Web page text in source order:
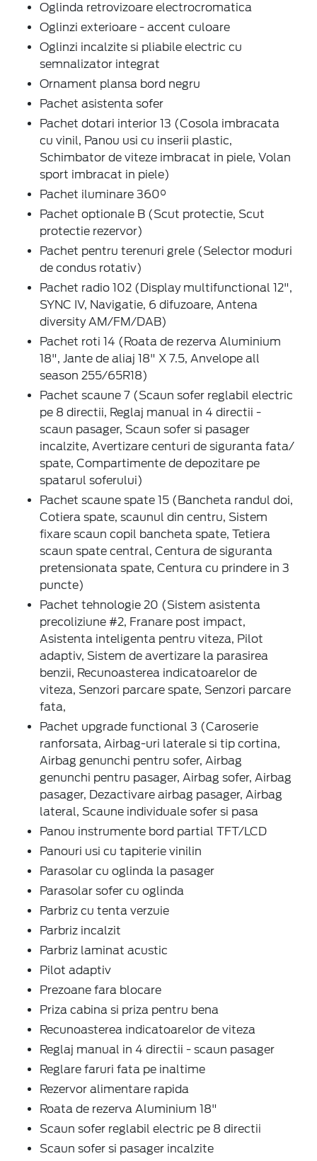
Oglinda retrovizoare electrocromatica
Oglinzi exterioare - accent culoare
Oglinzi incalzite si pliabile electric cu
semnalizator integrat
Ornament plansa bord negru
Pachet asistenta sofer
Pachet dotari interior 13 (Cosola imbracata
cu vinil, Panou usi cu inserii plastic,
Schimbator de viteze imbracat in piele, Volan
sport imbracat in piele)
Pachet iluminare 360°
Pachet optionale B (Scut protectie, Scut
protectie rezervor)
Pachet pentru terenuri grele (Selector moduri
de condus rotativ)
Pachet radio 102 (Display multifunctional 12",
SYNC IV, Navigatie, 6 difuzoare, Antena
diversity AM/FM/DAB)
Pachet roti 14 (Roata de rezerva Aluminium
18", Jante de aliaj 18" X 7.5, Anvelope all
season 255/65R18)
Pachet scaune 7 (Scaun sofer reglabil electric
pe 8 directii, Reglaj manual in 4 directii -
scaun pasager, Scaun sofer si pasager
incalzite, Avertizare centuri de siguranta fata/
spate, Compartimente de depozitare pe
spatarul soferului)
Pachet scaune spate 15 (Bancheta randul doi,
Cotiera spate, scaunul din centru, Sistem
fixare scaun copil bancheta spate, Tetiera
scaun spate central, Centura de siguranta
pretensionata spate, Centura cu prindere in 3
puncte)
Pachet tehnologie 20 (Sistem asistenta
precoliziune #2, Franare post impact,
Asistenta inteligenta pentru viteza, Pilot
adaptiv, Sistem de avertizare la parasirea
benzii, Recunoasterea indicatoarelor de
viteza, Senzori parcare spate, Senzori parcare
fata,
Pachet upgrade functional 3 (Caroserie
ranforsata, Airbag-uri laterale si tip cortina,
Airbag genunchi pentru sofer, Airbag
genunchi pentru pasager, Airbag sofer, Airbag
pasager, Dezactivare airbag pasager, Airbag
lateral, Scaune individuale sofer si pasa
Panou instrumente bord partial TFT/LCD
Panouri usi cu tapiterie vinilin
Parasolar cu oglinda la pasager
Parasolar sofer cu oglinda
Parbriz cu tenta verzuie
Parbriz incalzit
Parbriz laminat acustic
Pilot adaptiv
Prezoane fara blocare
Priza cabina si priza pentru bena
Recunoasterea indicatoarelor de viteza
Reglaj manual in 4 directii - scaun pasager
Reglare faruri fata pe inaltime
Rezervor alimentare rapida
Roata de rezerva Aluminium 18"
Scaun sofer reglabil electric pe 8 directii
Scaun sofer si pasager incalzite